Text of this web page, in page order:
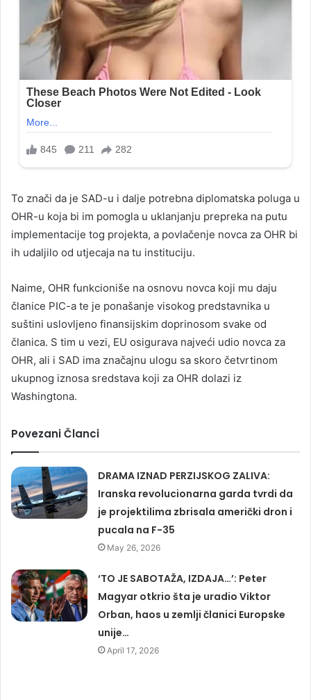
To znači da je SAD-u i dalje potrebna diplomatska poluga u
OHR-u koja bi im pomogla u uklanjanju prepreka na putu
implementacije tog projekta, a povlačenje novca za OHR bi
ih udaljilo od utjecaja na tu instituciju.
Naime, OHR funkcioniše na osnovu novca koji mu daju
članice PIC-a te je ponašanje visokog predstavnika u
suštini uslovljeno finansijskim doprinosom svake od
članica. S tim u vezi, EU osigurava najveći udio novca za
OHR, ali i SAD ima značajnu ulogu sa skoro četvrtinom
ukupnog iznosa sredstava koji za OHR dolazi iz
Washingtona.
Povezani Članci
DRAMA IZNAD PERZIJSKOG ZALIVA:
Iranska revolucionarna garda tvrdi da
je projektilima zbrisala američki dron i
pucala na F-35
May 26, 2026
‘TO JE SABOTAŽA, IZDAJA…’: Peter
Magyar otkrio šta je uradio Viktor
Orban, haos u zemlji članici Europske
unije…
April 17, 2026